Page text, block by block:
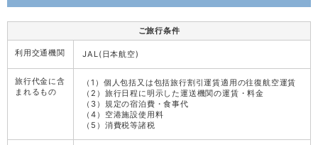
ご旅行条件
利用交通機関 JAL(日本航空)
旅行代金に含
まれるもの
（1）個人包括又は包括旅行割引運賃適用の往復航空運賃
（2）旅行日程に明示した運送機関の運賃・料金
（3）規定の宿泊費・食事代
（4）空港施設使用料
（5）消費税等諸税